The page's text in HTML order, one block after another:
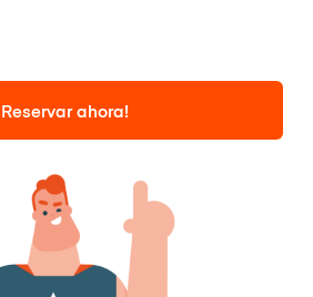
Reservar ahora!